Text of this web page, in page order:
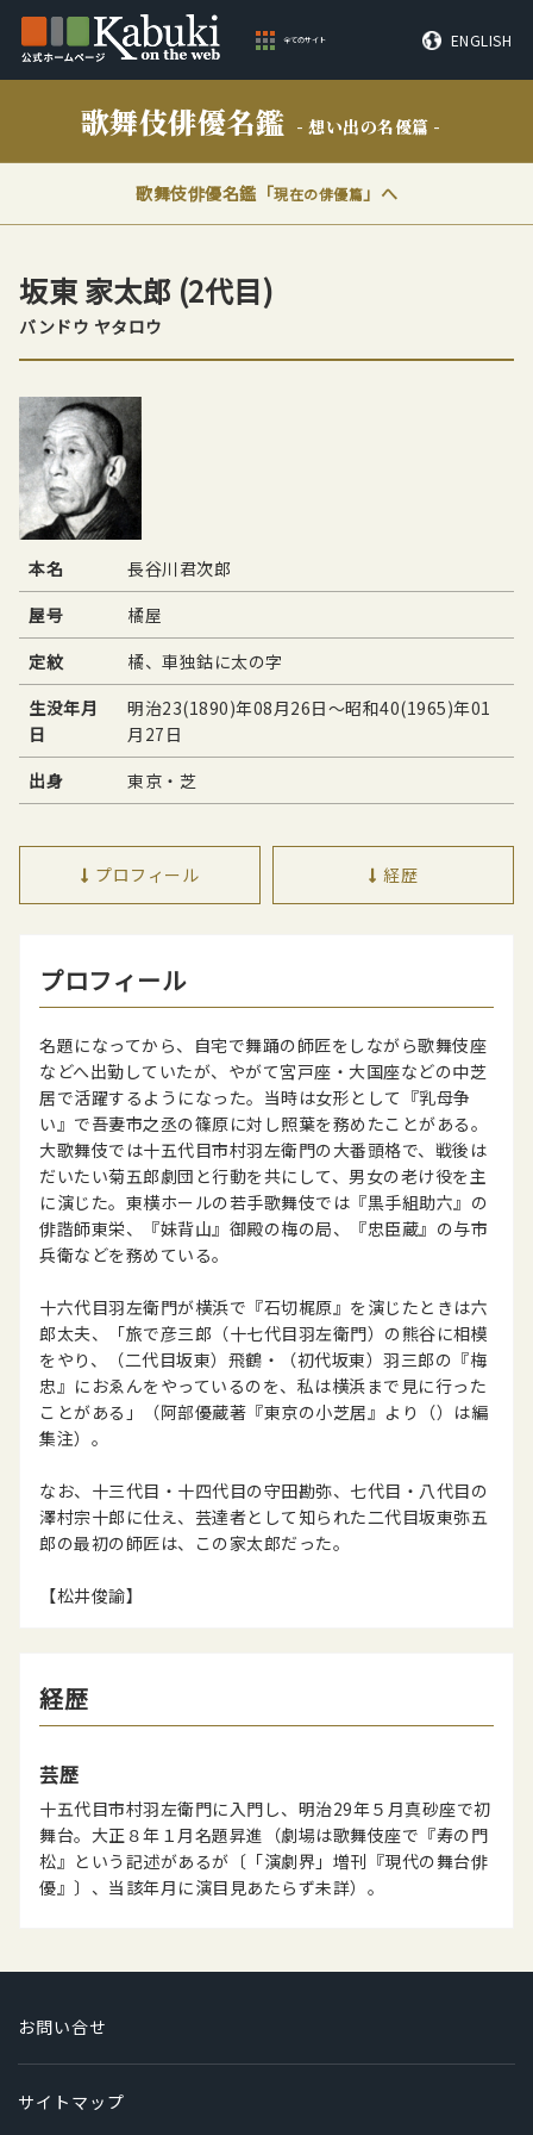
全てのサイト ENGLISH
歌舞伎俳優名鑑 - 想い出の名優篇 -
歌舞伎俳優名鑑「現在の俳優篇」へ
坂東 家太郎 (2代目)
バンドウ ヤタロウ
本名
長谷川君次郎
屋号
橘屋
定紋
橘、車独鈷に太の字
生没年月
日
明治23(1890)年08月26日〜昭和40(1965)年01
月27日
出身
東京・芝
プロフィール 経歴
プロフィール
名題になってから、自宅で舞踊の師匠をしながら歌舞伎座
などへ出勤していたが、やがて宮戸座・大国座などの中芝
居で活躍するようになった。当時は女形として『乳母争
い』で吾妻市之丞の篠原に対し照葉を務めたことがある。
大歌舞伎では十五代目市村羽左衛門の大番頭格で、戦後は
だいたい菊五郎劇団と行動を共にして、男女の老け役を主
に演じた。東横ホールの若手歌舞伎では『黒手組助六』の
俳諧師東栄、『妹背山』御殿の梅の局、『忠臣蔵』の与市
兵衛などを務めている。
十六代目羽左衛門が横浜で『石切梶原』を演じたときは六
郎太夫、「旅で彦三郎（十七代目羽左衛門）の熊谷に相模
をやり、（二代目坂東）飛鶴・（初代坂東）羽三郎の『梅
忠』におゑんをやっているのを、私は横浜まで見に行った
ことがある」（阿部優蔵著『東京の小芝居』より（）は編
集注）。
なお、十三代目・十四代目の守田勘弥、七代目・八代目の
澤村宗十郎に仕え、芸達者として知られた二代目坂東弥五
郎の最初の師匠は、この家太郎だった。
【松井俊諭】
経歴
芸歴
十五代目市村羽左衛門に入門し、明治29年５月真砂座で初
舞台。大正８年１月名題昇進（劇場は歌舞伎座で『寿の門
松』という記述があるが〔「演劇界」増刊『現代の舞台俳
優』〕、当該年月に演目見あたらず未詳）。
お問い合せ
サイトマップ